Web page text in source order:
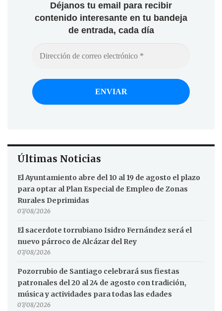
Déjanos tu email para recibir
contenido interesante en tu bandeja
de entrada, cada día
Últimas Noticias
El Ayuntamiento abre del 10 al 19 de agosto el plazo
para optar al Plan Especial de Empleo de Zonas
Rurales Deprimidas
07/08/2026
El sacerdote torrubiano Isidro Fernández será el
nuevo párroco de Alcázar del Rey
07/08/2026
Pozorrubio de Santiago celebrará sus fiestas
patronales del 20 al 24 de agosto con tradición,
música y actividades para todas las edades
07/08/2026